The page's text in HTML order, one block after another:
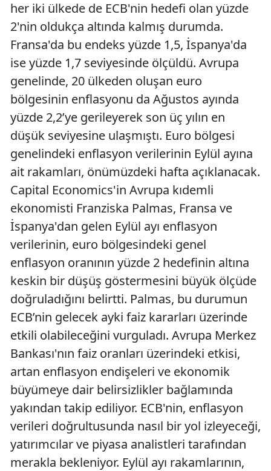
her iki ülkede de ECB'nin hedefi olan yüzde
2'nin oldukça altında kalmış durumda.
Fransa'da bu endeks yüzde 1,5, İspanya'da
ise yüzde 1,7 seviyesinde ölçüldü. Avrupa
genelinde, 20 ülkeden oluşan euro
bölgesinin enflasyonu da Ağustos ayında
yüzde 2,2’ye gerileyerek son üç yılın en
düşük seviyesine ulaşmıştı. Euro bölgesi
genelindeki enflasyon verilerinin Eylül ayına
ait rakamları, önümüzdeki hafta açıklanacak.
Capital Economics'in Avrupa kıdemli
ekonomisti Franziska Palmas, Fransa ve
İspanya'dan gelen Eylül ayı enflasyon
verilerinin, euro bölgesindeki genel
enflasyon oranının yüzde 2 hedefinin altına
keskin bir düşüş göstermesini büyük ölçüde
doğruladığını belirtti. Palmas, bu durumun
ECB’nin gelecek ayki faiz kararları üzerinde
etkili olabileceğini vurguladı. Avrupa Merkez
Bankası'nın faiz oranları üzerindeki etkisi,
artan enflasyon endişeleri ve ekonomik
büyümeye dair belirsizlikler bağlamında
yakından takip ediliyor. ECB'nin, enflasyon
verileri doğrultusunda nasıl bir yol izleyeceği,
yatırımcılar ve piyasa analistleri tarafından
merakla bekleniyor. Eylül ayı rakamlarının,